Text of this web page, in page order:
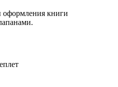
оформления книги